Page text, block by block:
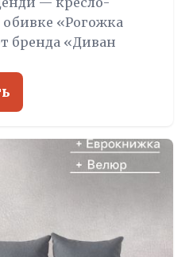
обивке «Рогожка
бренда «Диван